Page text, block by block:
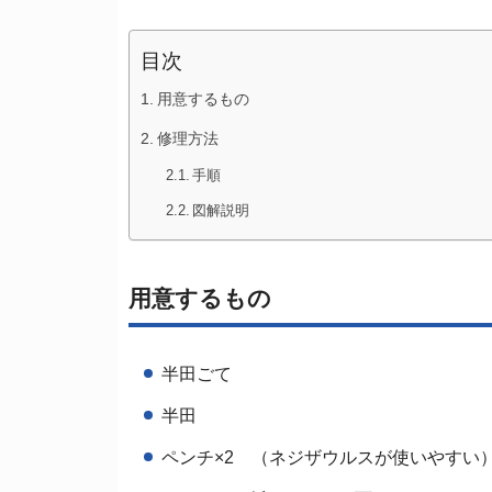
目次
用意するもの
修理方法
手順
図解説明
用意するもの
半田ごて
半田
ペンチ×2 （ネジザウルスが使いやすい